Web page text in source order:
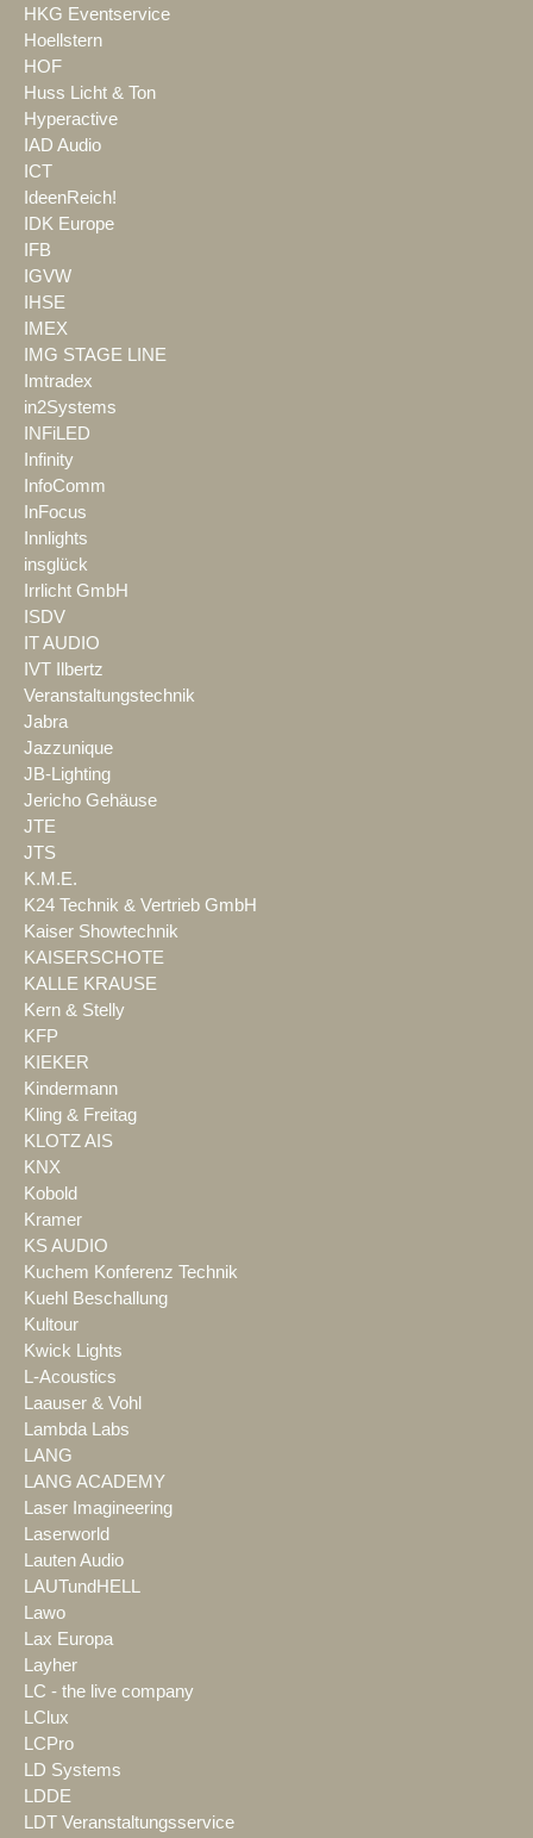
HKG Eventservice
Hoellstern
HOF
Huss Licht & Ton
Hyperactive
IAD Audio
ICT
IdeenReich!
IDK Europe
IFB
IGVW
IHSE
IMEX
IMG STAGE LINE
Imtradex
in2Systems
INFiLED
Infinity
InfoComm
InFocus
Innlights
insglück
Irrlicht GmbH
ISDV
IT AUDIO
IVT Ilbertz
Veranstaltungstechnik
Jabra
Jazzunique
JB-Lighting
Jericho Gehäuse
JTE
JTS
K.M.E.
K24 Technik & Vertrieb GmbH
Kaiser Showtechnik
KAISERSCHOTE
KALLE KRAUSE
Kern & Stelly
KFP
KIEKER
Kindermann
Kling & Freitag
KLOTZ AIS
KNX
Kobold
Kramer
KS AUDIO
Kuchem Konferenz Technik
Kuehl Beschallung
Kultour
Kwick Lights
L-Acoustics
Laauser & Vohl
Lambda Labs
LANG
LANG ACADEMY
Laser Imagineering
Laserworld
Lauten Audio
LAUTundHELL
Lawo
Lax Europa
Layher
LC - the live company
LClux
LCPro
LD Systems
LDDE
LDT Veranstaltungsservice